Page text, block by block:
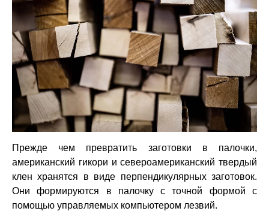
Прежде чем превратить заготовки в палочки,
американский гикори и североамериканский твердый
клен хранятся в виде перпендикулярных заготовок.
Они формируются в палочку с точной формой с
помощью управляемых компьютером лезвий.